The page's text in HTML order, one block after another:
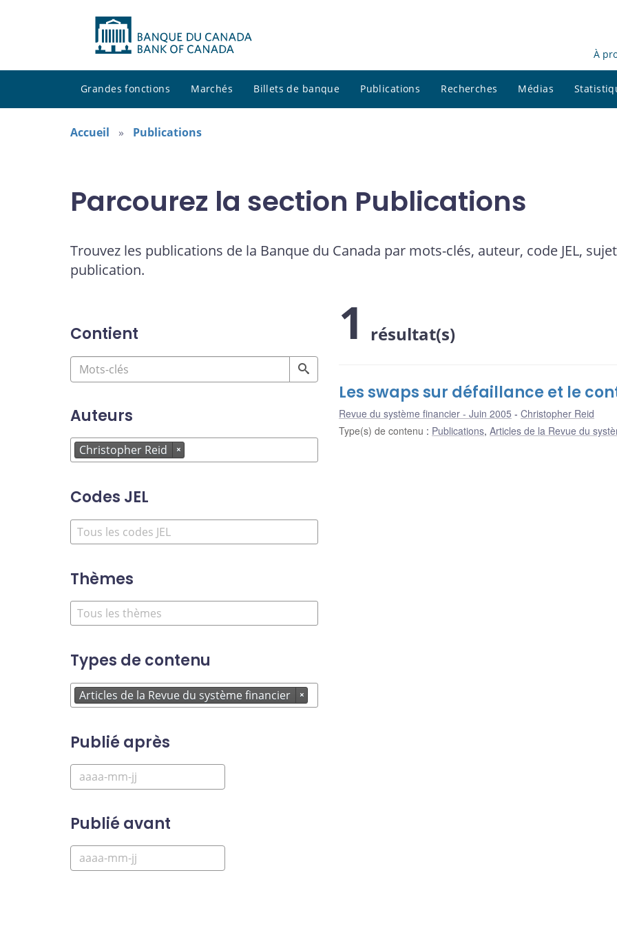
À
Grandes fonctions Marchés Billets de banque Publications Recherches Médias
Accueil Publications
Parcourez la section Publications
Trouvez les publications de la Banque du Canada par mots-clés, auteur, code JEL,
publication.
Contient
Auteurs
Christopher Reid ×
Codes JEL
Thèmes
Types de contenu
Articles de la Revue du système financier ×
Publié après
Publié avant
1 résultat(s)
Les swaps sur défaillance et le
Revue du système financier - Juin 2005
Christopher Reid
Type(s) de contenu : Publications, Articles de la Revue du